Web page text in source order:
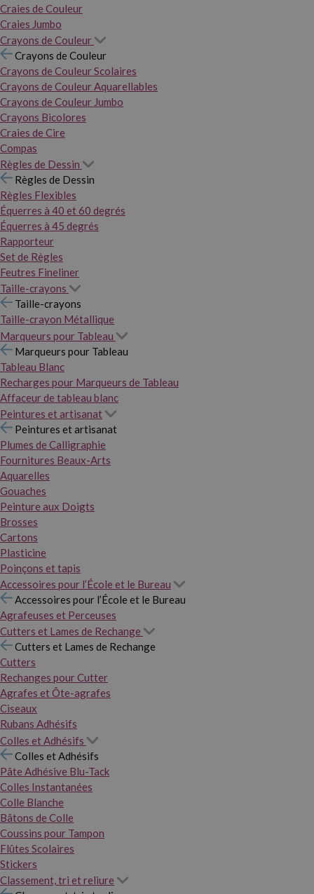
Craies de Couleur
Craies Jumbo
Crayons de Couleur
Crayons de Couleur
Crayons de Couleur Scolaires
Crayons de Couleur Aquarellables
Crayons de Couleur Jumbo
Crayons Bicolores
Craies de Cire
Compas
Règles de Dessin
Règles de Dessin
Règles Flexibles
Équerres à 40 et 60 degrés
Équerres à 45 degrés
Rapporteur
Set de Règles
Feutres Fineliner
Taille-crayons
Taille-crayons
Taille-crayon Métallique
Marqueurs pour Tableau
Marqueurs pour Tableau
Tableau Blanc
Recharges pour Marqueurs de Tableau
Affaceur de tableau blanc
Peintures et artisanat
Peintures et artisanat
Plumes de Calligraphie
Fournitures Beaux-Arts
Aquarelles
Gouaches
Peinture aux Doigts
Brosses
Cartons
Plasticine
Poinçons et tapis
Accessoires pour l’École et le Bureau
Accessoires pour l’École et le Bureau
Agrafeuses et Perceuses
Cutters et Lames de Rechange
Cutters et Lames de Rechange
Cutters
Rechanges pour Cutter
Agrafes et Ôte-agrafes
Ciseaux
Rubans Adhésifs
Colles et Adhésifs
Colles et Adhésifs
Pâte Adhésive Blu-Tack
Colles Instantanées
Colle Blanche
Bâtons de Colle
Coussins pour Tampon
Flûtes Scolaires
Stickers
Classement, tri et reliure